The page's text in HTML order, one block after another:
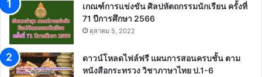
เกณฑ์การแข่งขัน ศิลปหัตถกรรมนักเรียน ครั้งที่
71 ปีการศึกษา 2566
ตุลาคม 5, 2022
ดาวน์โหลดไฟล์ฟรี แผนการสอนครบชั้น ตาม
หนังสือกระทรวง วิชาภาษาไทย ป.1-6